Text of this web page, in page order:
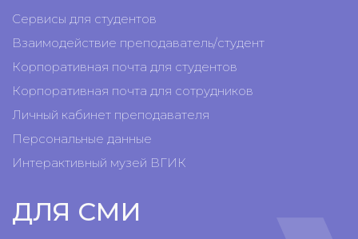
Сервисы для студентов
Взаимодействие преподаватель/студент
Корпоративная почта для студентов
Корпоративная почта для сотрудников
Личный кабинет преподавателя
Персональные данные
Интерактивный музей ВГИК
ДЛЯ СМИ